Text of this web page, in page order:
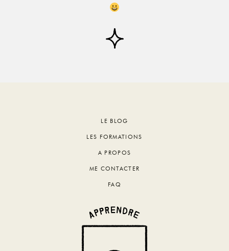
LE BLOG
LES FORMATIONS
A PROPOS
ME CONTACTER
FAQ